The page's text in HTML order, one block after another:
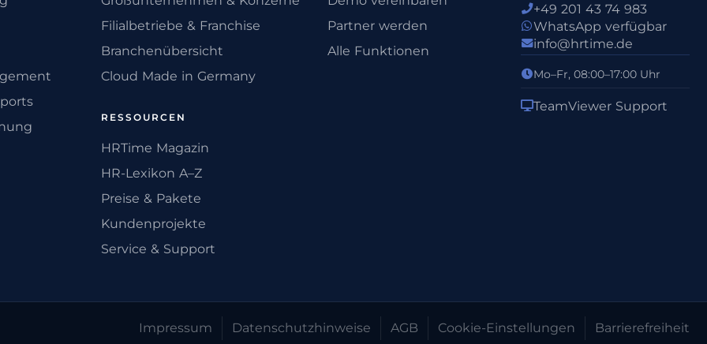
Filialbetriebe & Franchise
Branchenübersicht
Cloud Made in Germany
RESSOURCEN
HRTime Magazin
HR-Lexikon A–Z
Preise & Pakete
Kundenprojekte
Service & Support
Partner werden
Alle Funktionen
+49 201 43 74 983
WhatsApp verfügbar
info@hrtime.de
Mo–Fr, 08:00–17:00 Uhr
TeamViewer Support
Impressum Datenschutz­hinweise AGB Cookie-Einstellungen Barrierefreiheit